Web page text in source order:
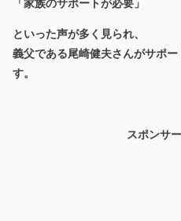
「家族のサポートが必要」
といった声が多く見られ、
義父である尾崎健夫さんがサポ
す。
スポンサ